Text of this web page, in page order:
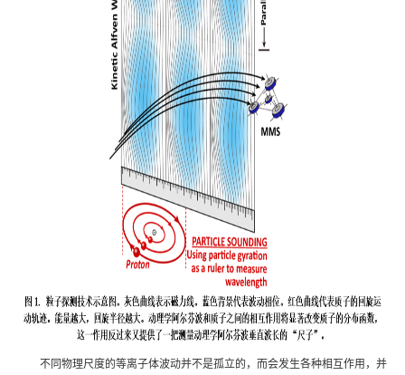
不同物理尺度的等离子体波动并不是孤立的，而会发生各种相互作用，并